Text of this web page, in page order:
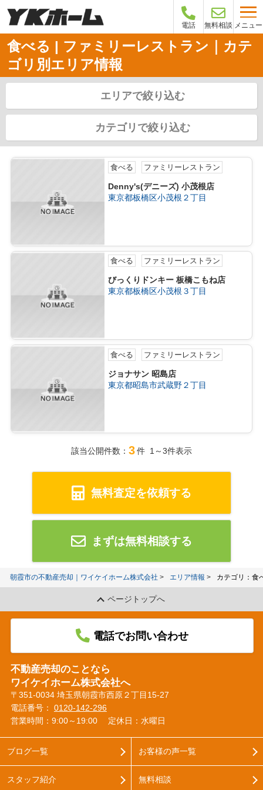
電話 無料相談 メニュー
食べる | ファミリーレストラン｜カテ
ゴリ別エリア情報
エリアで絞り込む
カテゴリで絞り込む
食べる ファミリーレストラン
Denny's(デニーズ) 小茂根店
東京都板橋区小茂根２丁目
食べる ファミリーレストラン
びっくりドンキー 板橋こもね店
東京都板橋区小茂根３丁目
食べる ファミリーレストラン
ジョナサン 昭島店
東京都昭島市武蔵野２丁目
該当公開件数： 3件 1～3件表示
無料査定を依頼する
まずは無料相談する
朝霞市の不動産売却｜ワイケイホーム株式会社 エリア情報 カテゴリ：食
ページトップへ
電話でお問い合わせ
不動産売却のことなら
ワイケイホーム株式会社へ
〒351-0034 埼玉県朝霞市西原２丁目15-27
電話番号： 0120-142-296
営業時間：9:00～19:00
定休日：水曜日
ブログ一覧
スタッフ紹介
お客様の声一覧
無料相談